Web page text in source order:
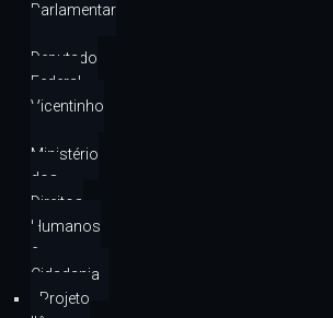
Parlamentar
Deputado
Federal
Vicentinho
Ministério
dos
Direitos
Humanos
e
Cidadania
Projeto